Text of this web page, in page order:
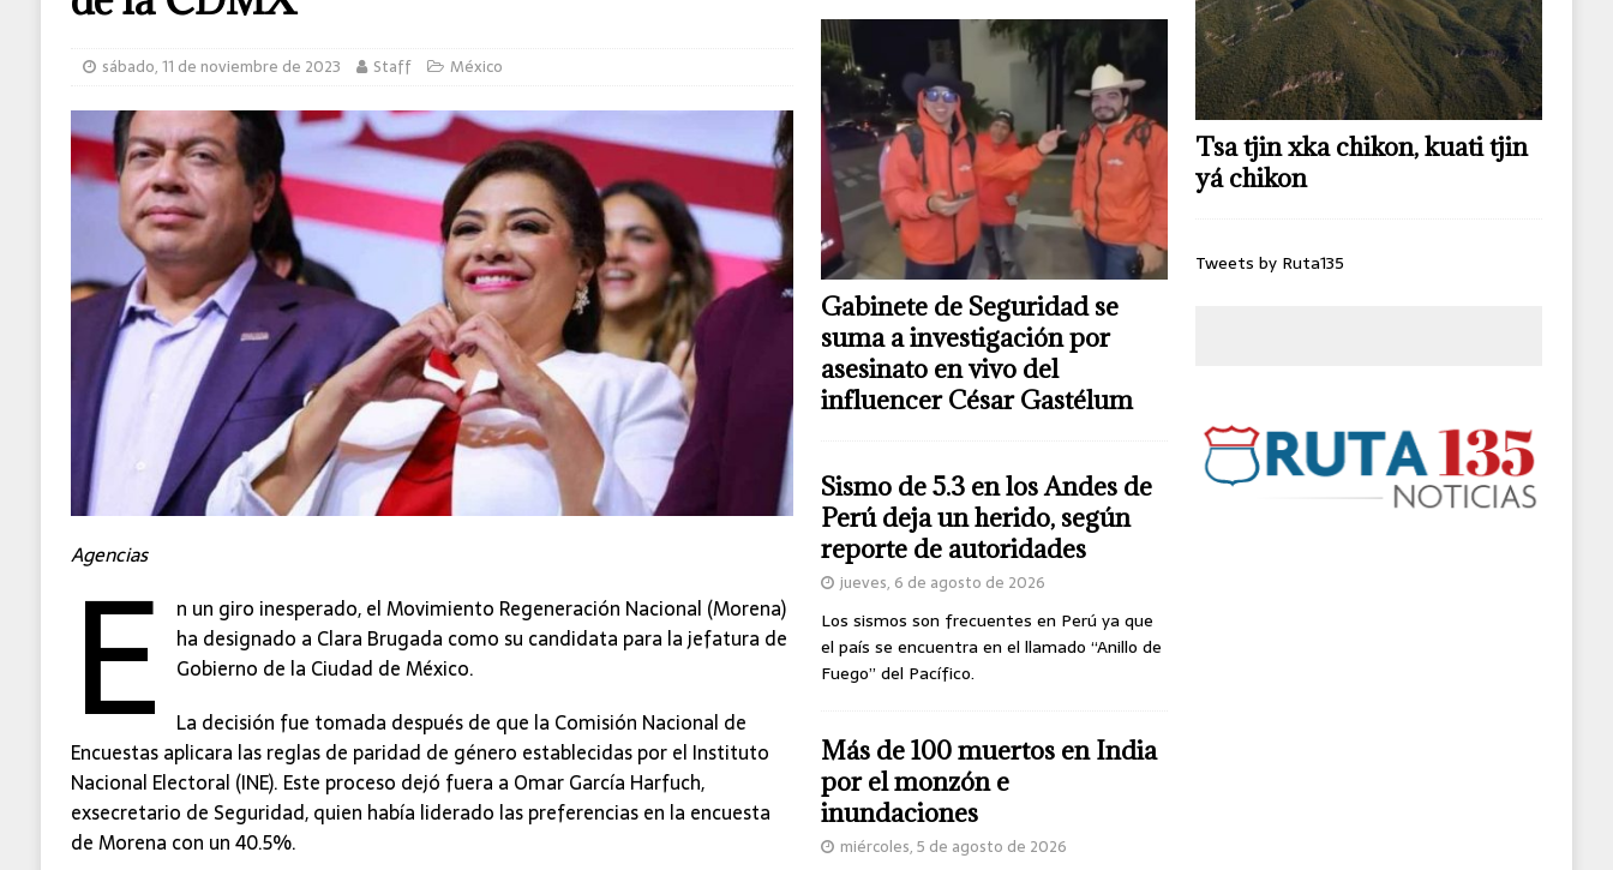
MUNDO
sábado, 11 de noviembre de 2023 Staff México
Agencias
E
n un giro inesperado, el Movimiento Regeneración Nacional (Morena)
ha designado a Clara Brugada como su candidata para la jefatura de
Gobierno de la Ciudad de México.
La decisión fue tomada después de que la Comisión Nacional de
Encuestas aplicara las reglas de paridad de género establecidas por el Instituto
Nacional Electoral (INE). Este proceso dejó fuera a Omar García Harfuch,
exsecretario de Seguridad, quien había liderado las preferencias en la encuesta
de Morena con un 40.5%.
Gabinete de Seguridad se
suma a investigación por
asesinato en vivo del
influencer César Gastélum
Sismo de 5.3 en los Andes de
Perú deja un herido, según
reporte de autoridades
jueves, 6 de agosto de 2026
Los sismos son frecuentes en Perú ya que
el país se encuentra en el llamado “Anillo de
Fuego” del Pacífico.
Más de 100 muertos en India
por el monzón e
inundaciones
miércoles, 5 de agosto de 2026
Tsa tjin xka chikon, kuati tjin
yá chikon
Tweets by Ruta135